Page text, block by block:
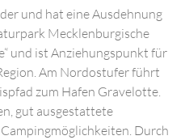
und hat eine Ausdehnung
Mecklenburgische
und ist Anziehungspunkt für
Am Nordostufer führt
zum Hafen Gravelotte.
gut ausgestattete
Durch